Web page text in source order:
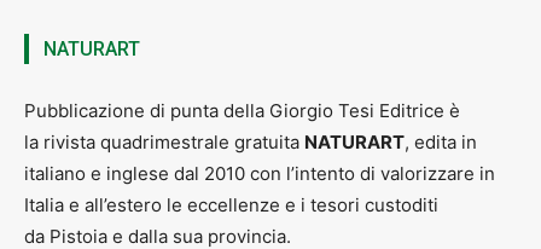
NATURART
Pubblicazione di punta della Giorgio Tesi Editrice è
la rivista quadrimestrale gratuita NATURART, edita in
italiano e inglese dal 2010 con l’intento di valorizzare in
Italia e all’estero le eccellenze e i tesori custoditi
da Pistoia e dalla sua provincia.